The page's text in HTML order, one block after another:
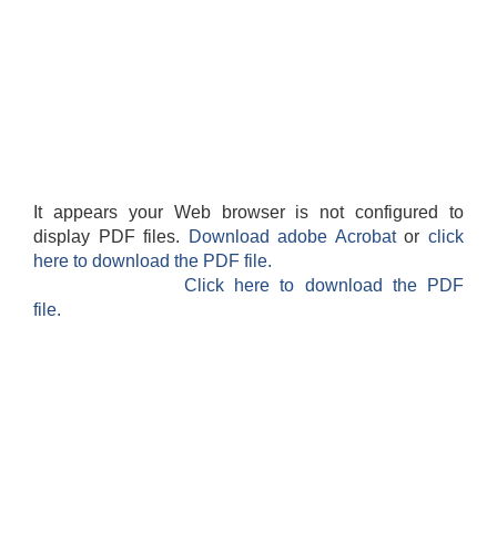
It appears your Web browser is not configured to
display PDF files.
Download adobe Acrobatorclick
here to download the PDF file.
Click here to download the PDF
file.